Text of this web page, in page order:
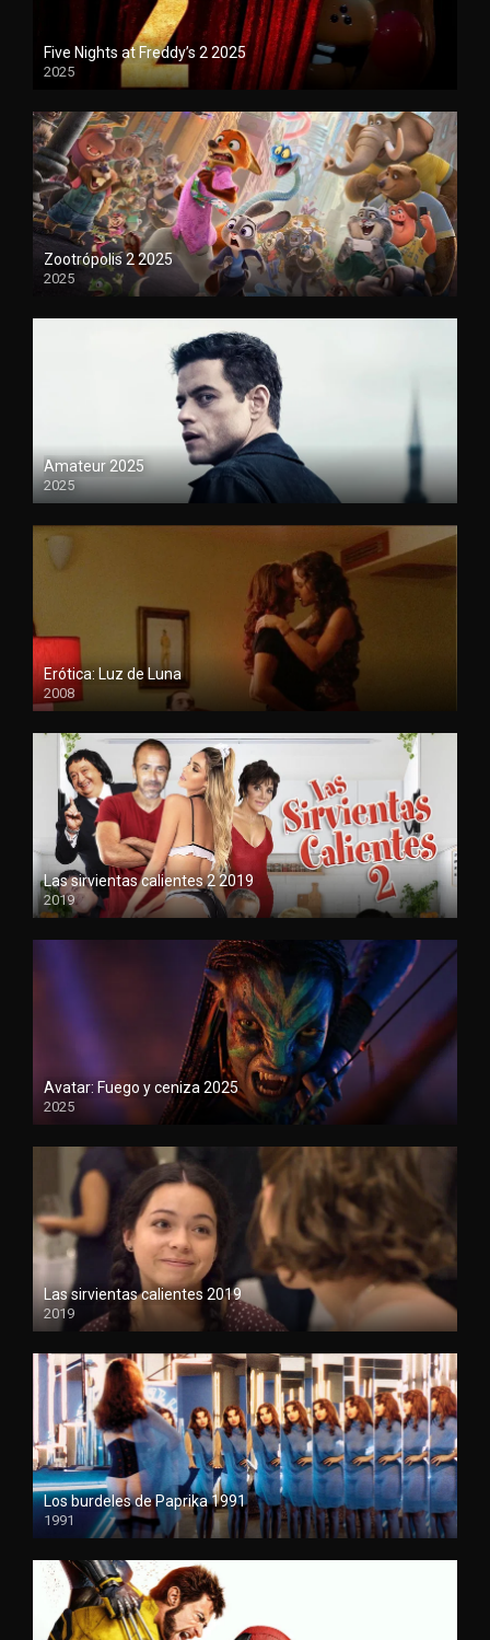
Five Nights at Freddy’s 2 2025
2025
1080P
Zootrópolis 2 2025
2025
1080P
Amateur 2025
2025
HDCAM
Erótica: Luz de Luna
2008
720
Las sirvientas calientes 2 2019
2019
720
Avatar: Fuego y ceniza 2025
2025
1080P
Las sirvientas calientes 2019
2019
1080P
Los burdeles de Paprika 1991
1991
1080P